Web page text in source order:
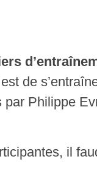
est de
Philippe
il